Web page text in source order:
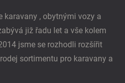
karavany , obytnými vozy a
již řadu let a vše kolem
jsme se rozhodli rozšířit
sortimentu pro karavany a